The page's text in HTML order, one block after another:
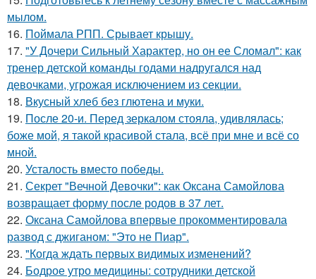
мылом.
16. Поймала РПП. Срывает крышу.
17. "У Дочери Сильный Характер, но он ее Сломал": как
тренер детской команды годами надругался над
девочками, угрожая исключением из секции.
18. Вкусный хлеб без глютена и муки.
19. После 20-и. Перед зеркалом стояла, удивлялась;
боже мой, я такой красивой стала, всё при мне и всё со
мной.
20. Усталость вместо победы.
21. Секрет "Вечной Девочки": как Оксана Самойлова
возвращает форму после родов в 37 лет.
22. Оксана Самойлова впервые прокомментировала
развод с джиганом: "Это не Пиар".
23. "Когда ждать первых видимых изменений?
24. Бодрое утро медицины: сотрудники детской